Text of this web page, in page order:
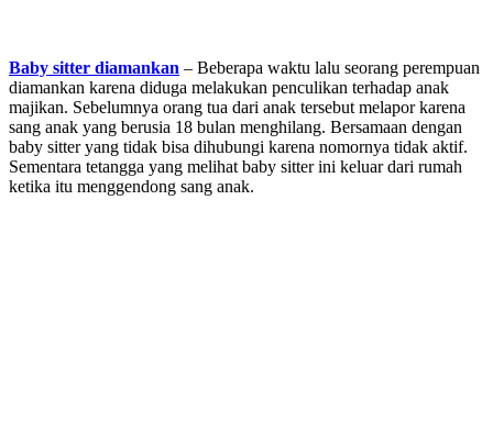
Baby sitter diamankan – Beberapa waktu lalu seorang perempuan
diamankan karena diduga melakukan penculikan terhadap anak
majikan. Sebelumnya orang tua dari anak tersebut melapor karena
sang anak yang berusia 18 bulan menghilang. Bersamaan dengan
baby sitter yang tidak bisa dihubungi karena nomornya tidak aktif.
Sementara tetangga yang melihat baby sitter ini keluar dari rumah
ketika itu menggendong sang anak.